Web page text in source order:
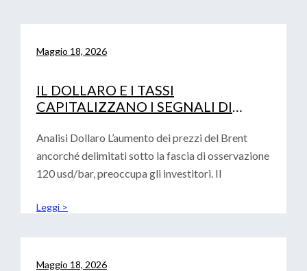
Maggio 18, 2026
IL DOLLARO E I TASSI
CAPITALIZZANO I SEGNALI DI
Analisi Dollaro L’aumento dei prezzi del Brent
ancorché delimitati sotto la fascia di osservazione
120 usd/bar, preoccupa gli investitori. Il
Leggi >
Maggio 18, 2026